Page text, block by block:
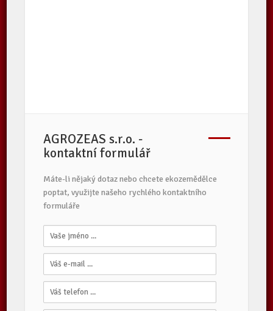
AGROZEAS s.r.o. -
kontaktní formulář
Máte-li nějaký dotaz nebo chcete ekozemědělce
poptat, využijte našeho rychlého kontaktního
formuláře